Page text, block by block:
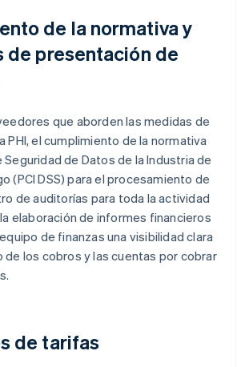
de la normativa y
de presentación de
que aborden las medidas de
PHI, el cumplimiento de la normativa
Seguridad de Datos de la Industria de
(PCI DSS) para el procesamiento de
de auditorías para toda la actividad
elaboración de informes financieros
de finanzas una visibilidad clara
de los cobros y las cuentas por cobrar
de tarifas